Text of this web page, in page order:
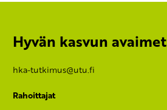
Hyvän kasvun avaimet
hka-tutkimus@utu.fi
Rahoittajat